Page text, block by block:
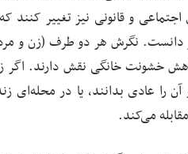
و قانونی نیز تغییر
دانست. نگرش هر دو طرف (زن و
خشونت خانگی نقش دارند. اگر
را عادی بدانند، یا در محله‌ای
می‌کند.